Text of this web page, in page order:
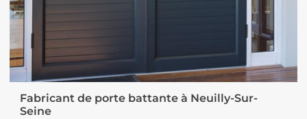
Fabricant de porte battante à Neuilly-Sur-
Seine